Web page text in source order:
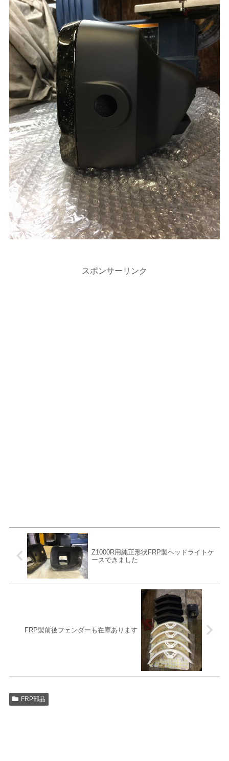
スポンサーリンク
Z1000R用純正形状FRP製ヘッドライトケ
ースできました
FRP製前後フェンダーも在庫あります
FRP部品